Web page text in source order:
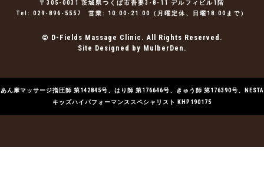
〒305-0031 茨城県つくば市吾妻3-8-11 デルフィビル1階
Tel: 029-896-5557 営業: 10:00-21:00（月曜定休、日曜18:00まで）
© D-Fields Massage Clinic. All Rights Reserved.
Site Designed by MulberDen.
あん摩マッサージ指圧師 第142845号、はり師 第176646号、きゅう師 第176390号、NESTA
キッズハイパフォーマンススペシャリスト KHP190175